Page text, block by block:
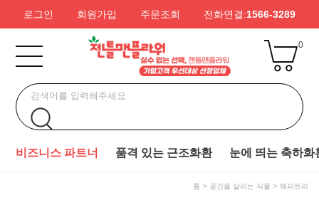
로그인 회원가입 주문조회 전화연결:1566-3289
0
비즈니스 파트너 품격 있는 근조화환 눈에 띄는 축하화
홈 공간을 살리는 식물 해피트리